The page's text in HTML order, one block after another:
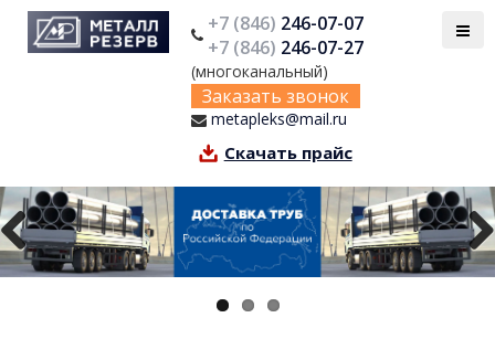
+7 (846) 246-07-07
+7 (846) 246-07-27
(многоканальный)
Заказать звонок
metapleks@mail.ru
Скачать прайс
Previous Next